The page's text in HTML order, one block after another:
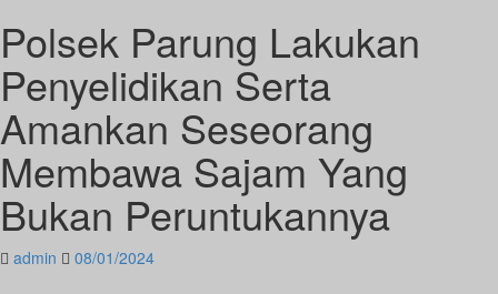
Polsek Parung Lakukan
Penyelidikan Serta
Amankan Seseorang
Membawa Sajam Yang
Bukan Peruntukannya
admin 08/01/2024